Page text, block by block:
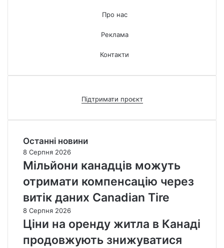
Про нас
Реклама
Контакти
Підтримати проєкт
Останні новини
8 Серпня 2026
Мільйони канадців можуть
отримати компенсацію через
витік даних Canadian Tire
8 Серпня 2026
Ціни на оренду житла в Канаді
продовжують знижуватися